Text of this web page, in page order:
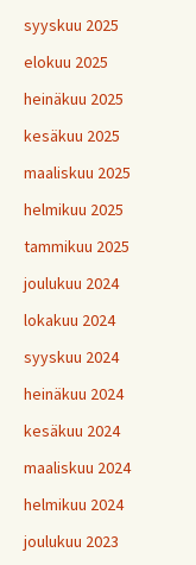
syyskuu 2025
elokuu 2025
heinäkuu 2025
kesäkuu 2025
maaliskuu 2025
helmikuu 2025
tammikuu 2025
joulukuu 2024
lokakuu 2024
syyskuu 2024
heinäkuu 2024
kesäkuu 2024
maaliskuu 2024
helmikuu 2024
joulukuu 2023